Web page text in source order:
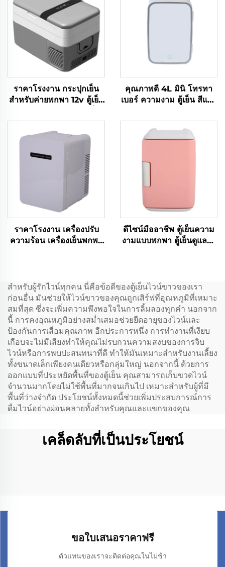
ราคาโรงงาน กระปุกเย็น
สําหรับค่ายพกพา 12v ตู้เย็น
รถ 30L
คุณภาพดี 4L มินิ โทรทา
เบอร์ ความงาม ตู้เย็น สีแดง
รับดูแลผิวหนังหรือการใช้
งานโรงรถ สภาพใหม่
ราคาโรงงาน เครื่องปรับ
ความร้อน เครื่องเย็นพกพา
ดีไซน์มืออาชีพ ตู้เย็นความ
งามแบบพกพา ตู้เย็นดูแลผิว
สำหรับผู้รักไวน์ทุกคน นี่คือข้อดีของตู้เย็นไวน์ขาวของเรา
ก่อนอื่น มันช่วยให้ไวน์ขาวของคุณถูกเสิร์ฟที่อุณหภูมิที่เหมาะ
สมที่สุด ซึ่งจะเพิ่มความพึงพอใจในการลิ้มลองทุกคำ นอกจาก
นี้ การคงอุณหภูมิอย่างสม่ำเสมอช่วยยืดอายุของไวน์และ
ป้องกันการเสื่อมคุณภาพ อีกประการหนึ่ง การทำงานที่เงียบ
เกือบจะไม่มีเสียงทำให้คุณไม่รบกวนความสงบของการจิบ
ไวน์หรือการพบปะสนทนาที่ดี ทำให้มันเหมาะสำหรับงานเลี้ยง
ทั้งขนาดเล็กเพียงคนเดียวหรือกลุ่มใหญ่ นอกจากนี้ ด้วยการ
ออกแบบที่ประหยัดพื้นที่ของตู้เย็น คุณสามารถเก็บขวดไวน์
จำนวนมากโดยไม่ใช้พื้นที่มากจนเกินไป เหมาะสำหรับผู้ที่มี
พื้นที่ว่างจำกัด ประโยชน์ทั้งหมดนี้ช่วยเพิ่มประสบการณ์การ
ดื่มไวน์อย่างผ่อนคลายทั้งสำหรับคุณและแขกของคุณ
เคล็ดลับที่เป็นประโยชน์
ขอใบเสนอราคาฟรี
ตัวแทนของเราจะติดต่อคุณในไม่ช้า